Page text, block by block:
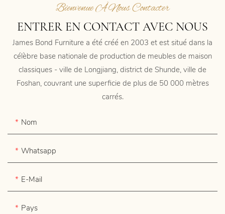
Bienvenue À Nous Contacter
ENTRER EN CONTACT AVEC NOUS
James Bond Furniture a été créé en 2003 et est situé dans la
célèbre base nationale de production de meubles de maison
classiques - ville de Longjiang, district de Shunde, ville de
Foshan, couvrant une superficie de plus de 50 000 mètres
carrés.
Nom
Whatsapp
E-Mail
Pays